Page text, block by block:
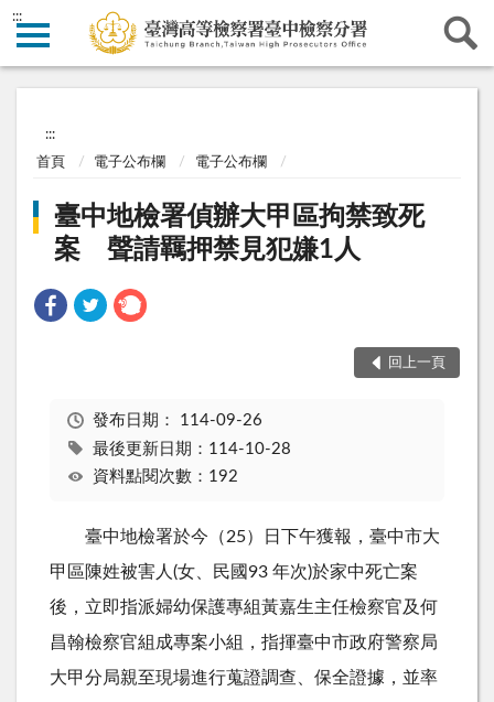
:::
:::
首頁 電子公布欄 電子公布欄
臺中地檢署偵辦大甲區拘禁致死
案 聲請羈押禁見犯嫌1人
回上一頁
發布日期： 114-09-26
最後更新日期：114-10-28
資料點閱次數：192
臺中地檢署於今（25）日下午獲報，臺中市大
甲區陳姓被害人(女、民國93 年次)於家中死亡案
後，立即指派婦幼保護專組黃嘉生主任檢察官及何
昌翰檢察官組成專案小組，指揮臺中市政府警察局
大甲分局親至現場進行蒐證調查、保全證據，並率